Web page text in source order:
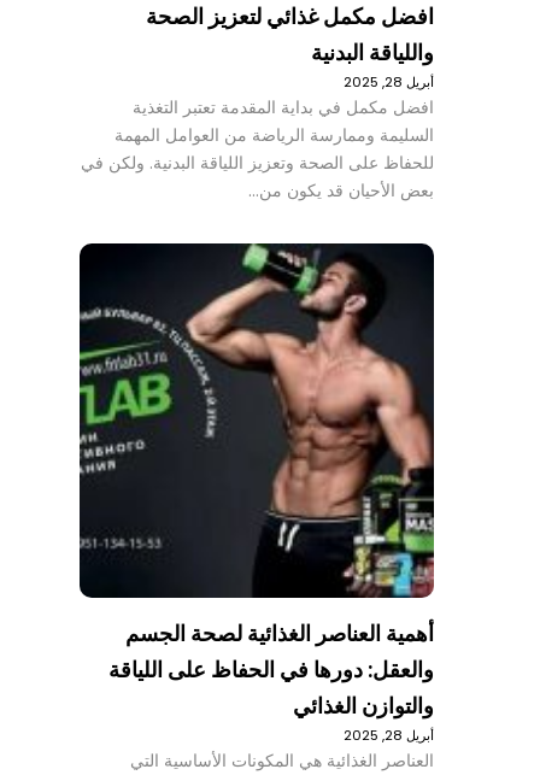
افضل مكمل غذائي لتعزيز الصحة
واللياقة البدنية
أبريل 28, 2025
افضل مكمل في بداية المقدمة تعتبر التغذية
السليمة وممارسة الرياضة من العوامل المهمة
للحفاظ على الصحة وتعزيز اللياقة البدنية. ولكن في
بعض الأحيان قد يكون من…
أهمية العناصر الغذائية لصحة الجسم
والعقل: دورها في الحفاظ على اللياقة
والتوازن الغذائي
أبريل 28, 2025
العناصر الغذائية هي المكونات الأساسية التي